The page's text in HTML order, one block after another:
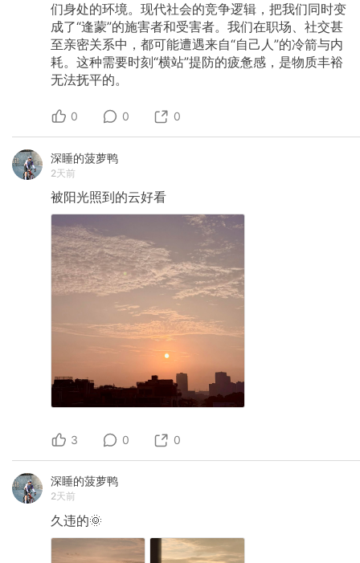
们身处的环境。现代社会的竞争逻辑，把我们同时变
成了“逢蒙”的施害者和受害者。我们在职场、社交甚
至亲密关系中，都可能遭遇来自“自己人”的冷箭与内
耗。这种需要时刻“横站”提防的疲惫感，是物质丰裕
无法抚平的。
0 0 0
深睡的菠萝鸭
2天前
被阳光照到的云好看
3 0 0
深睡的菠萝鸭
2天前
久违的🌞